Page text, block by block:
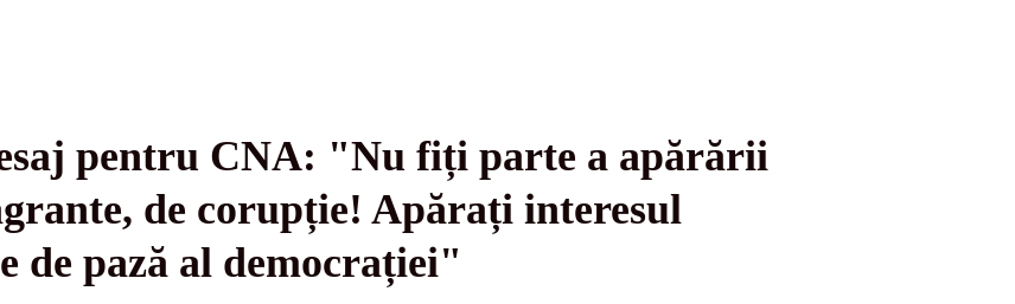
pentru CNA: "Nu fiți parte a apărării
de corupție! Apărați interesul
de pază al democrației"